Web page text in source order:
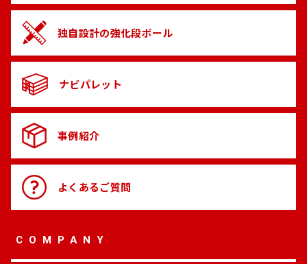
独自設計の強化段ボール
ナビパレット
事例紹介
よくあるご質問
COMPANY